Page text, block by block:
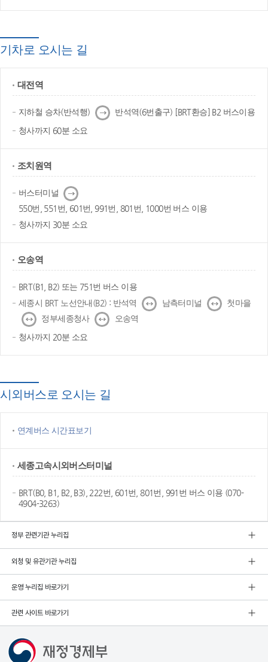
기차로 오시는 길
대전역
지하철 승차(반석행) 다
음
반석역(6번출구) [BRT환승] B2 버스이용
청사까지 60분 소요
조치원역
버스터미널 다
음
550번, 551번, 601번, 991번, 801번, 1000번 버스 이용
청사까지 30분 소요
오송역
BRT(B1, B2) 또는 751번 버스 이용
세종시 BRT 노선안내(B2) : 반석역
↔ 남측터미널 ↔
첫마을
↔
정부세종청사 ↔
오송역
청사까지 20분 소요
시외버스로 오시는 길
연계버스 시간표보기
세종고속시외버스터미널
BRT(B0, B1, B2, B3), 222번, 601번, 801번, 991번 버스 이용 (070-
4904-3263)
정부 관련기관 누리집
외청 및 유관기관 누리집
운영 누리집 바로가기
관련 사이트 바로가기